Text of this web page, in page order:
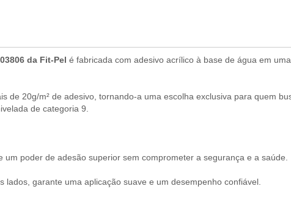
da Fit-Pel é fabricada com adesivo acrílico à base de água em
de 20g/m² de adesivo, tornando-a uma escolha exclusiva para quem
de categoria 9.
um poder de adesão superior sem comprometer a segurança e a saúde.
lados, garante uma aplicação suave e um desempenho confiável.